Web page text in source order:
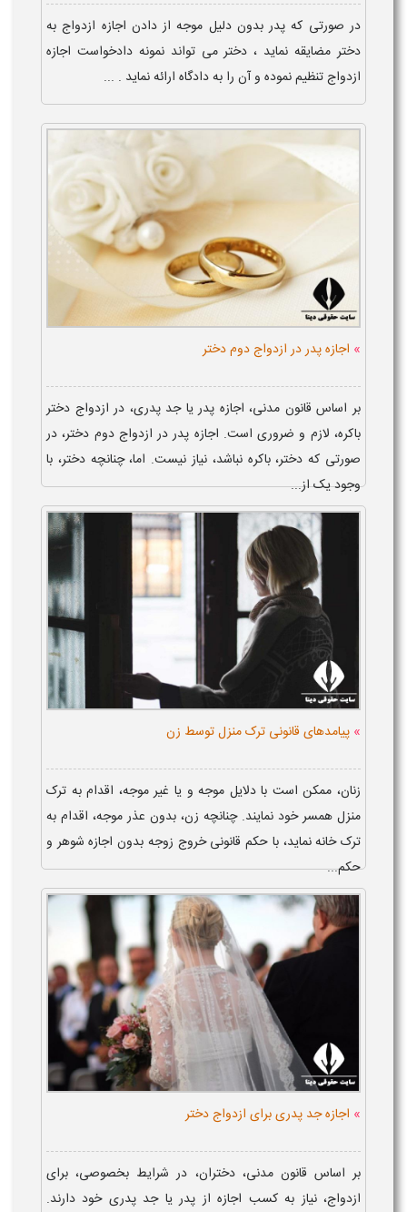
در صورتی که پدر بدون دلیل موجه از دادن اجازه ازدواج به
دختر مضایقه نماید ، دختر می تواند نمونه دادخواست اجازه
ازدواج تنظیم نموده و آن را به دادگاه ارائه نماید . ...
» اجازه پدر در ازدواج دوم دختر
بر اساس قانون مدنی، اجازه پدر یا جد پدری، در ازدواج دختر
باکره، لازم و ضروری است. اجازه پدر در ازدواج دوم دختر، در
صورتی که دختر، باکره نباشد، نیاز نیست. اما، چنانچه دختر، با
وجود یک از...
» پیامدهای قانونی ترک منزل توسط زن
زنان، ممکن است با دلایل موجه و یا غیر موجه، اقدام به ترک
منزل همسر خود نمایند. چنانچه زن، بدون عذر موجه، اقدام به
ترک خانه نماید، با حکم قانونی خروج زوجه بدون اجازه شوهر و
حکم...
» اجازه جد پدری برای ازدواج دختر
بر اساس قانون مدنی، دختران، در شرایط بخصوصی، برای
ازدواج، نیاز به کسب اجازه از پدر یا جد پدری خود دارند.